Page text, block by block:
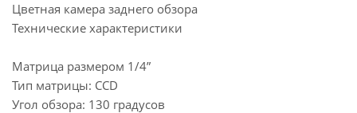
Цветная камера заднего обзора
Технические характеристики
Матрица размером 1/4”
Тип матрицы: CCD
Угол обзора: 130 градусов